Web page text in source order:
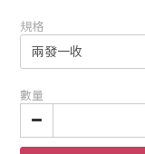
規格
數量